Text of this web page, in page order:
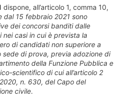
dispone, all’articolo 1, comma 10,
dal 15 febbraio 2021 sono
dei concorsi banditi dalle
casi in cui è prevista la
di candidati non superiore a
sede di prova, previa adozione di
della Funzione Pubblica e
scientifico di cui all’articolo 2
n. 630, del Capo del
civile.